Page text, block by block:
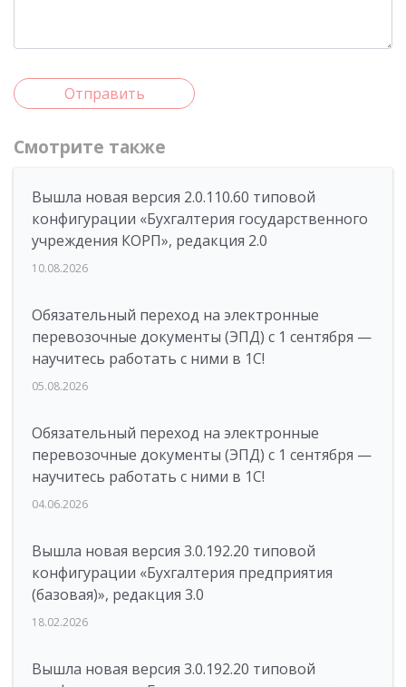
Отправить
Смотрите также
Вышла новая версия 2.0.110.60 типовой
конфигурации «Бухгалтерия государственного
учреждения КОРП», редакция 2.0
10.08.2026
Обязательный переход на электронные
перевозочные документы (ЭПД) с 1 сентября —
научитесь работать с ними в 1С!
05.08.2026
Обязательный переход на электронные
перевозочные документы (ЭПД) с 1 сентября —
научитесь работать с ними в 1С!
04.06.2026
Вышла новая версия 3.0.192.20 типовой
конфигурации «Бухгалтерия предприятия
(базовая)», редакция 3.0
18.02.2026
Вышла новая версия 3.0.192.20 типовой